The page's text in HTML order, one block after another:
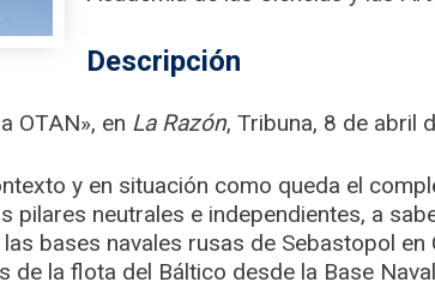
Descripción
OTAN», en La Razón, Tribuna, 8 de abril
y en situación como queda el
pilares neutrales e independientes, a
bases navales rusas de Sebastopol en
de la flota del Báltico desde la Base